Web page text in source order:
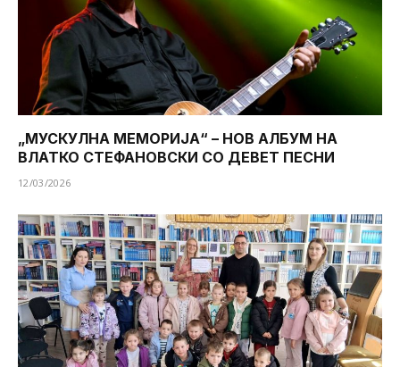
„МУСКУЛНА МЕМОРИЈА“ – НОВ АЛБУМ НА
ВЛАТКО СТЕФАНОВСКИ СО ДЕВЕТ ПЕСНИ
12/03/2026